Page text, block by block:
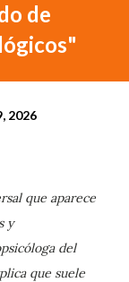
de
2026
que aparece
y
del
que suele